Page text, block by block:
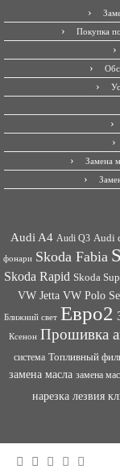
Покупка
Замена
Audi A4 Audi Q3 Audi
фонари Skoda Fabia
Skoda Rapid Skoda
VW Jetta VW Polo
Ближний свет Евро2
Ксенон Прошивка
система Топливный
замена масла замена
нарезка лезвия